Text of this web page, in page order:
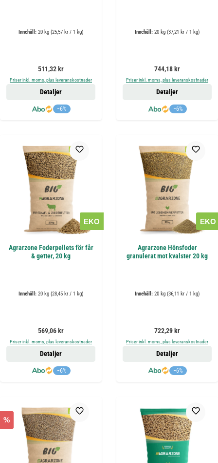
Innehåll: 20 kg (25,57 kr / 1 kg)
Ordinarie pris:
511,32 kr
Priser inkl. moms, plus leveranskostnader
−6%
Detaljer
Innehåll: 20 kg (37,21 kr / 1 kg)
Ordinarie pris:
744,18 kr
Priser inkl. moms, plus leveranskostnader
−6%
Detaljer
EKO
Agrarzone Foderpellets för får
& getter, 20 kg
Innehåll: 20 kg (28,45 kr / 1 kg)
Ordinarie pris:
569,06 kr
Priser inkl. moms, plus leveranskostnader
−6%
Detaljer
EKO
Agrarzone Hönsfoder
granulerat mot kvalster 20 kg
Innehåll: 20 kg (36,11 kr / 1 kg)
Ordinarie pris:
722,29 kr
Priser inkl. moms, plus leveranskostnader
−6%
Detaljer
%